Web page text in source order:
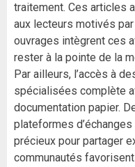
traitement. Ces articles
aux lecteurs motivés
ouvrages intègrent ces
rester à la pointe de la
Par ailleurs, l’accès à
spécialisées complète
documentation papier.
plateformes
précieux pour partager
communautés